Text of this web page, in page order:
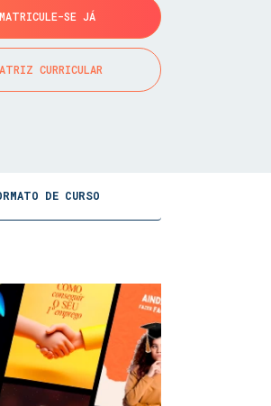
MATRICULE-SE JÁ
CURRICULAR
DE CURSO